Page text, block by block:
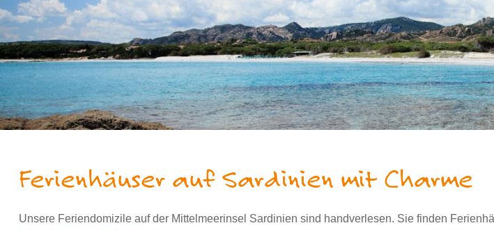
Ferienhäuser auf Sardinien mit Charme
Unsere Feriendomizile auf der Mittelmeerinsel Sardinien sind handverlesen. Sie finden